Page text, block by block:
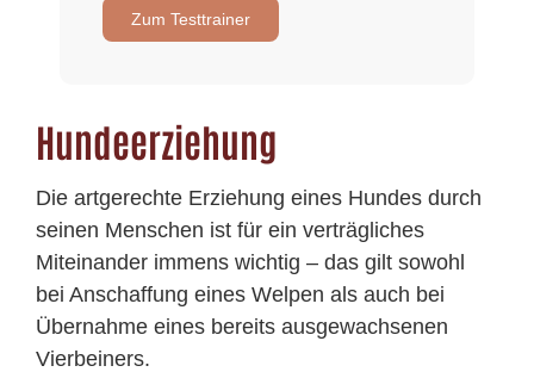
Zum Testtrainer
Hundeerziehung
Die artgerechte Erziehung eines Hundes durch
seinen Menschen ist für ein verträgliches
Miteinander immens wichtig – das gilt sowohl
bei Anschaffung eines Welpen als auch bei
Übernahme eines bereits ausgewachsenen
Vierbeiners.